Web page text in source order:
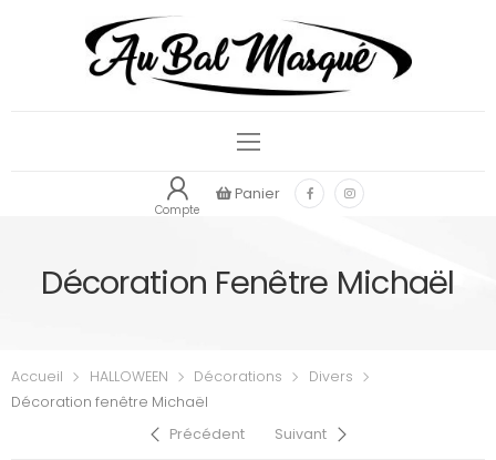
Compte
Panier
Décoration Fenêtre Michaël
Accueil HALLOWEEN Décorations
Divers
Décoration fenêtre Michaël
Précédent
Suivant